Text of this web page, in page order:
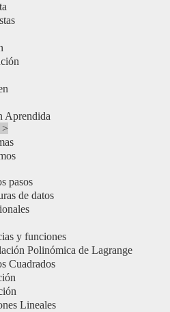
Aprendida
>
pasos
de datos
y funciones
Polinómica de Lagrange
Cuadrados
Lineales